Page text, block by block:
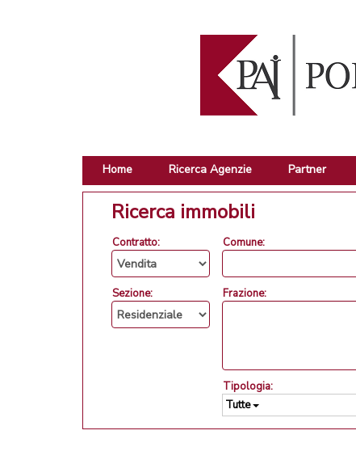
Home Ricerca Agenzie Partner
Ricerca immobili
Contratto:
Sezione:
Comune:
Frazione:
Tipologia:
Tutte